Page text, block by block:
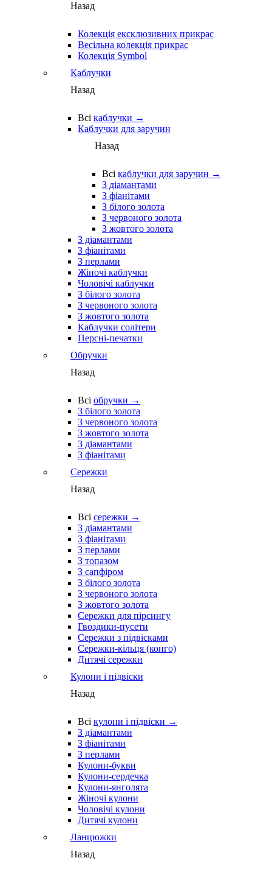
Назад
Колекція ексклюзивних прикрас
Весільна колекція прикрас
Колекція Symbol
Каблучки
Назад
Всі каблучки →
Каблучки для заручин
Назад
Всі каблучки для заручин →
З діамантами
З фіанітами
З білого золота
З червоного золота
З жовтого золота
З діамантами
З фіанітами
З перлами
Жіночі каблучки
Чоловічі каблучки
З білого золота
З червоного золота
З жовтого золота
Каблучки солітери
Персні-печатки
Обручки
Назад
Всі обручки →
З білого золота
З червоного золота
З жовтого золота
З діамантами
З фіанітами
Сережки
Назад
Всі сережки →
З діамантами
З фіанітами
З перлами
З топазом
З сапфіром
З білого золота
З червоного золота
З жовтого золота
Сережки для пірсингу
Гвоздики-пусети
Сережки з підвісками
Сережки-кільця (конго)
Дитячі сережки
Кулони і підвіски
Назад
Всі кулони і підвіски →
З діамантами
З фіанітами
З перлами
Кулони-букви
Кулони-сердечка
Кулони-янголята
Жіночі кулони
Чоловічі кулони
Дитячі кулони
Ланцюжки
Назад